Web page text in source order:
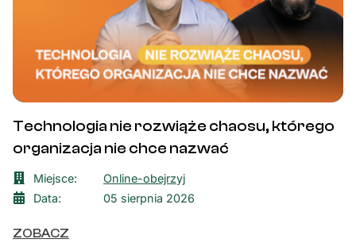
Technologia nie rozwiąże chaosu, którego
organizacja nie chce nazwać
Miejsce:
Online-obejrzyj
Data:
05 sierpnia 2026
ZOBACZ